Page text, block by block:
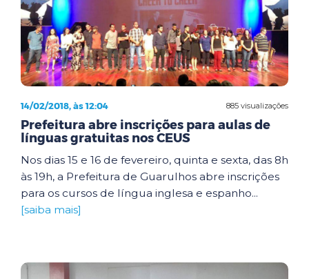
885 visualizações
14/02/2018, às 12:04
Prefeitura abre inscrições para aulas de
línguas gratuitas nos CEUS
Nos dias 15 e 16 de fevereiro, quinta e sexta, das 8h
às 19h, a Prefeitura de Guarulhos abre inscrições
para os cursos de língua inglesa e espanho...
[saiba mais]